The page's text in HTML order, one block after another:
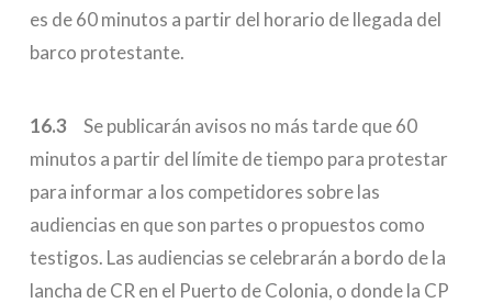
es de 60 minutos a partir del horario de llegada del
barco protestante.
16.3 Se publicarán avisos no más tarde que 60
minutos a partir del límite de tiempo para protestar
para informar a los competidores sobre las
audiencias en que son partes o propuestos como
testigos. Las audiencias se celebrarán a bordo de la
lancha de CR en el Puerto de Colonia, o donde la CP